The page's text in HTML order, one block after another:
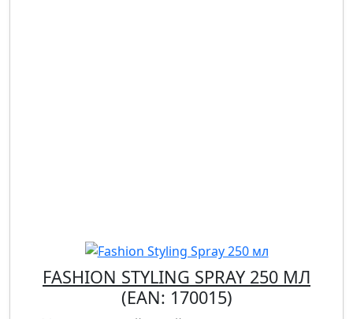
FASHION STYLING SPRAY 250 МЛ
(EAN: 170015)